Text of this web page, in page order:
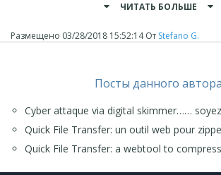
Merci de m'avoir signalé cette préoccupation.
En ce moment, c'est la façon dont le logiciel
C'est certainement un aspect que nous
améliorer afin d'améliorer la sécurité des
utilisateurs, et cette question sera transmise
développeurs pour analyse, car elle
grande partie du logiciel.
ЧИТАТЬ БОЛЬШЕ
Размещено 03/28/2018 15:52:14От Stefano G.
Посты данного автора
Cyber attaque via digital skimmer……
Quick File Transfer: un outil web pour
Quick File Transfer: a webtool to